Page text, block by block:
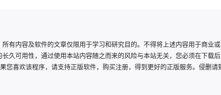
有内容及软件的文章仅限用于学习和研究目的。不得将上述内容用于商业
久可用性，通过使用本站内容随之而来的风险与本站无关，您必须在下载
您喜欢该程序，请支持正版软件，购买注册，得到更好的正版服务。侵删请